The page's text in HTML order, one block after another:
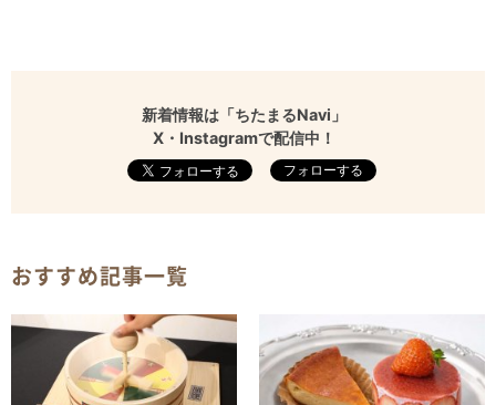
新着情報は「ちたまるNavi」
X・Instagramで配信中！
フォローする
おすすめ記事一覧